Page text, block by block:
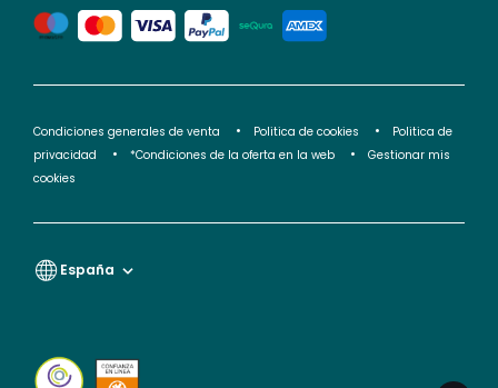
de
privacidad</2>.
Condiciones generales de venta Politica de cookies
Politica de
privacidad
*Condiciones de la oferta en la web
Gestionar mis
cookies
España